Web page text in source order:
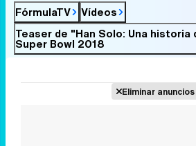
FórmulaTV
Vídeos
Teaser de "Han Solo: Una historia
Super Bowl 2018
Eliminar anuncios